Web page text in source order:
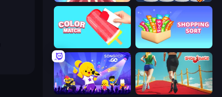
Shopping Sort
SongPop GO Shoe Race